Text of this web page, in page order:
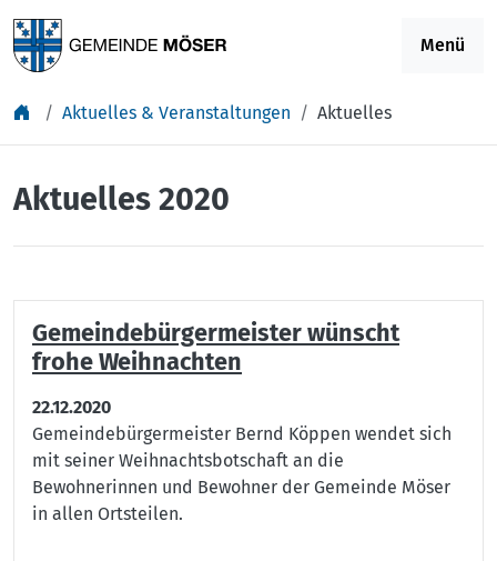
Menü
Aktuelles & Veranstaltungen Aktuelles
Aktuelles 2020
Gemeindebürgermeister wünscht
frohe Weihnachten
22.12.2020
Gemeindebürgermeister Bernd Köppen wendet sich
mit seiner Weihnachtsbotschaft an die
Bewohnerinnen und Bewohner der Gemeinde Möser
in allen Ortsteilen.